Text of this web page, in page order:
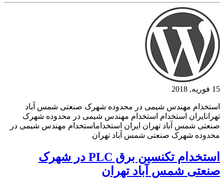
15 فوریه, 2018
استخدام مهندس شیمی در محدوده شهرک صنعتی شمس آباد
تهرانایران استخدام استخدام مهندس شیمی در محدوده شهرک
صنعتی شمس آباد تهران ایران استخداماستخدام مهندس شیمی در
محدوده شهرک صنعتی شمس آباد تهران
استخدام تکنسین برق PLC در شهرک
صنعتی شمس آباد تهران